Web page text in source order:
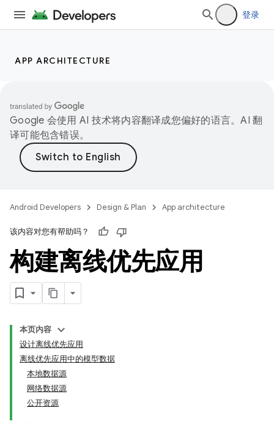
登录
APP ARCHITECTURE
Google 会使用 AI 技术将内容翻译成您偏好的语言。AI 翻
译可能包含错误。
Android Developers Design & Plan App architecture
该内容对您有帮助吗？
构建离线优先应用
本页内容
设计离线优先应用
离线优先应用中的模型数据
本地数据源
网络数据源
公开资源